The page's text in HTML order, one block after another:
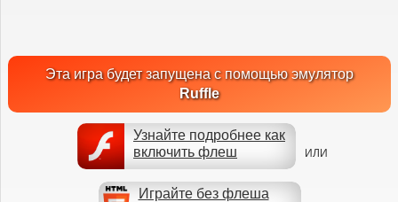
Эта игра будет запущена с помощью эмулятор
Ruffle
Узнайте подробнее как
включить флеш
ИЛИ
Играйте без флеша